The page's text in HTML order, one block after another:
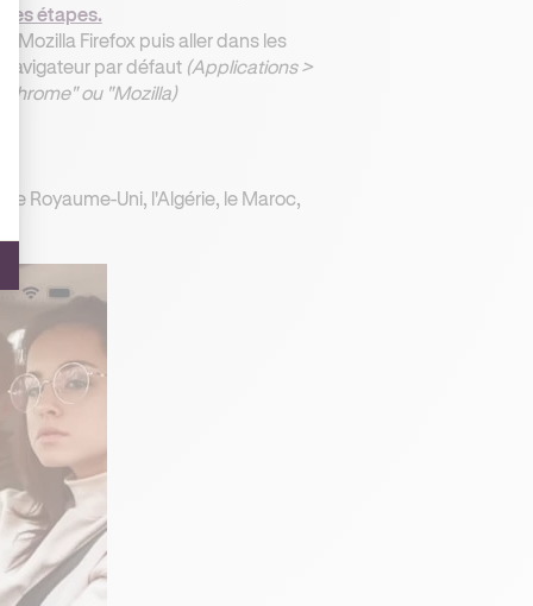
ces étapes.
Mozilla Firefox puis aller dans les
par défaut (Applications >
ou "Mozilla)
Royaume-Uni, l'Algérie, le Maroc,